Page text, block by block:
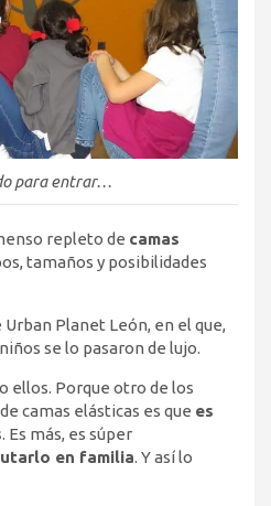
para entrar…
repleto de camas
tamaños y posibilidades
Planet León, en el que,
se lo pasaron de lujo.
ellos. Porque otro de los
camas elásticas es que es
. Es más, es súper
en familia. Y así lo